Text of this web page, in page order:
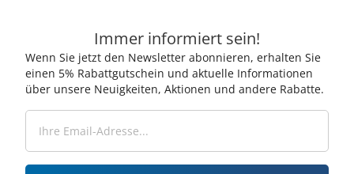
Immer informiert sein!
Wenn Sie jetzt den Newsletter abonnieren, erhalten Sie
einen 5% Rabattgutschein und aktuelle Informationen
über unsere Neuigkeiten, Aktionen und andere Rabatte.